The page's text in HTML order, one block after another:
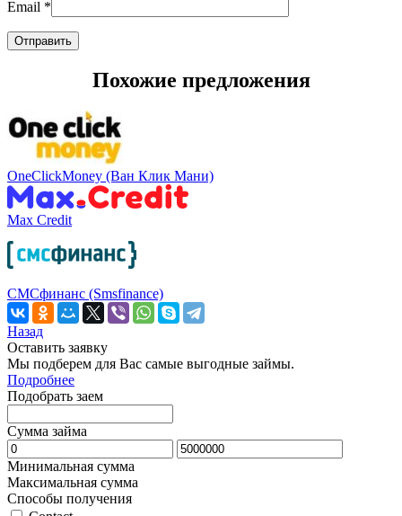
Email *
Похожие предложения
OneClickMoney (Ван Клик Мани)
Max Credit
СМСфинанс (Smsfinance)
Назад
Оставить заявку
Мы подберем для Вас самые выгодные займы.
Подробнее
Подобрать заем
Сумма займа
Минимальная сумма
Максимальная сумма
Способы получения